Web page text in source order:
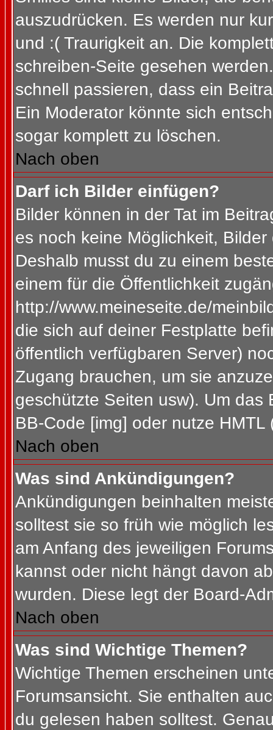
auszudrücken. Es werden nur
und :( Traurigkeit an. Die
schreiben-Seite gesehen
schnell passieren, dass ein
Ein Moderator könnte sich
sogar komplett zu löschen.
Nach oben
Darf ich Bilder einfügen?
Bilder können in der Tat im
es noch keine Möglichkeit,
Deshalb musst du zu einem
einem für die Öffentlichkeit
http://www.meineseite.de/
die sich auf deiner Festplatte
öffentlich verfügbaren Server)
Zugang brauchen, um sie
geschützte Seiten usw). Um
BB-Code [img] oder nutze HMTL
Nach oben
Was sind Ankündigungen?
Ankündigungen beinhalten
solltest sie so früh wie möglich
am Anfang des jeweiligen
kannst oder nicht hängt davon
wurden. Diese legt der Board-
Nach oben
Was sind Wichtige Themen?
Wichtige Themen erscheinen
Forumsansicht. Sie enthalten
du gelesen haben solltest.